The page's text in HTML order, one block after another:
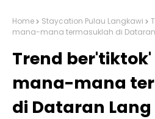
Home Staycation Pulau Langkawi
mana-mana termasuklah di
Trend
mana-mana
di Dataran